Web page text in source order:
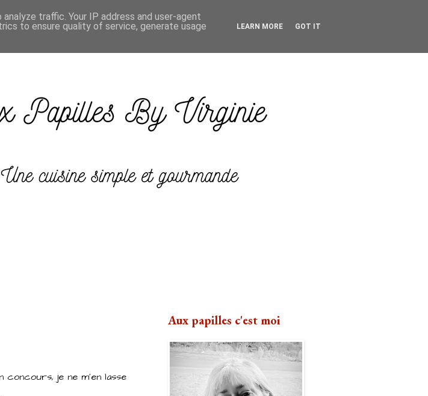
concours, je ne m'en lasse
Aux papilles c'est moi
traffic. Your IP address and user-agent
to ensure quality of service, generate usage
LEARN MORE GOT IT